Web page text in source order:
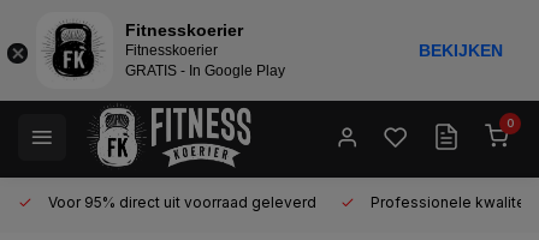
0
Voor 95% direct uit voorraad geleverd Professionele kwaliteit
Fitnesskoerier
Fitnesskoerier
GRATIS - In Google Play
BEKIJKEN